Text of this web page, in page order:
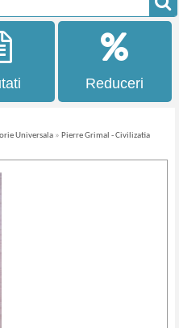
Reduceri
Universala » Pierre Grimal - Civilizatia